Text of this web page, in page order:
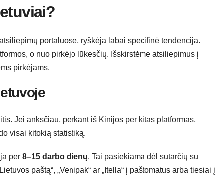
portaluose, ryškėja labai specifinė tendencija.
o nuo pirkėjo lūkesčių. Išskirstėme atsiliepimus į
pirkėjams.
Jei anksčiau, perkant iš Kinijos per kitas platformas,
visai kitokią statistiką.
per 8–15 darbo dienų. Tai pasiekiama dėl sutarčių su
paštą“, „Venipak“ ar „Itella“ į paštomatus arba tiesiai į